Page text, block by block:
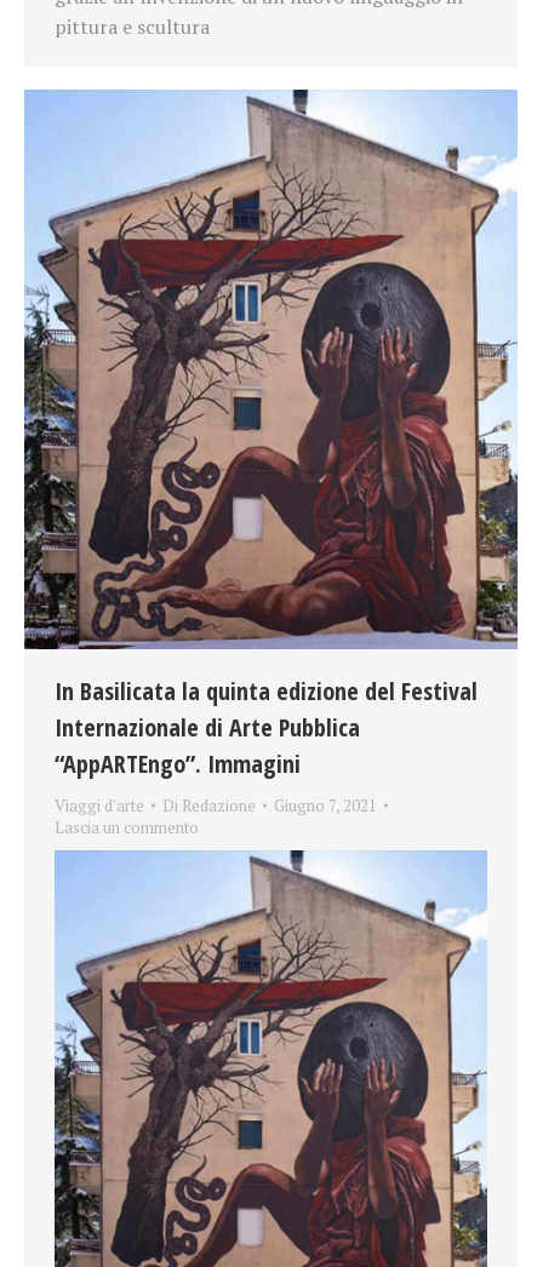
pittura e scultura
In Basilicata la quinta edizione del Festival
Internazionale di Arte Pubblica
“AppARTEngo”. Immagini
Viaggi d'arte Di Redazione
Giugno 7, 2021
Lascia un commento